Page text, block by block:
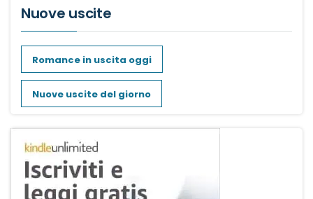
Nuove uscite
Romance in uscita oggi
Nuove uscite del giorno